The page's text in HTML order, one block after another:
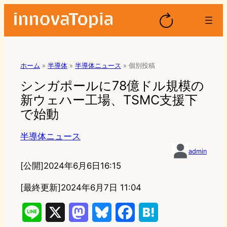
ホーム » 半導体 » 半導体ニュース » 個別投稿
シンガポールに78億ドル規模の
新ウェハー工場、TSMC支援下
で始動
半導体ニュース
admin
[公開]2024年6月6日16:15
[最終更新]2024年6月7日 11:04